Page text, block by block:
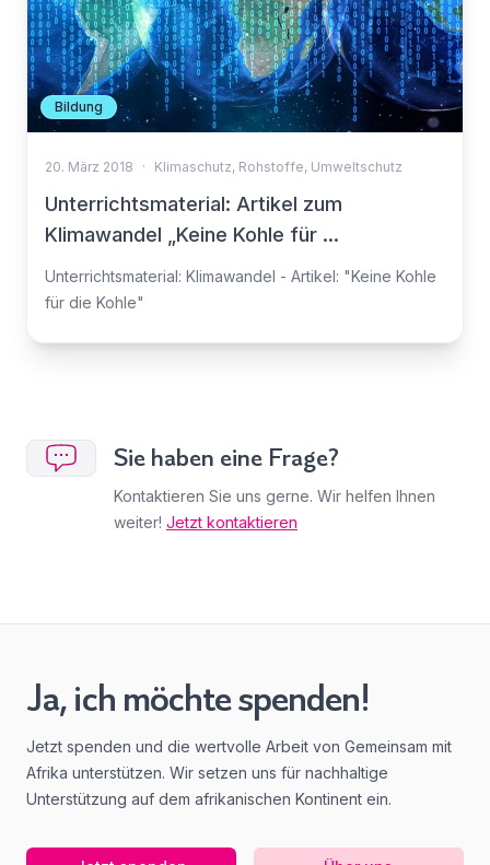
Bildung
20. März 2018 · Klimaschutz, Rohstoffe, Umweltschutz
Unterrichtsmaterial: Artikel zum
Klimawandel „Keine Kohle für ...
Unterrichtsmaterial: Klimawandel - Artikel: "Keine Kohle
für die Kohle"
Sie haben eine Frage?
Kontaktieren Sie uns gerne. Wir helfen Ihnen
weiter! Jetzt kontaktieren
Ja, ich möchte spenden!
Jetzt spenden und die wertvolle Arbeit von Gemeinsam mit
Afrika unterstützen. Wir setzen uns für nachhaltige
Unterstützung auf dem afrikanischen Kontinent ein.